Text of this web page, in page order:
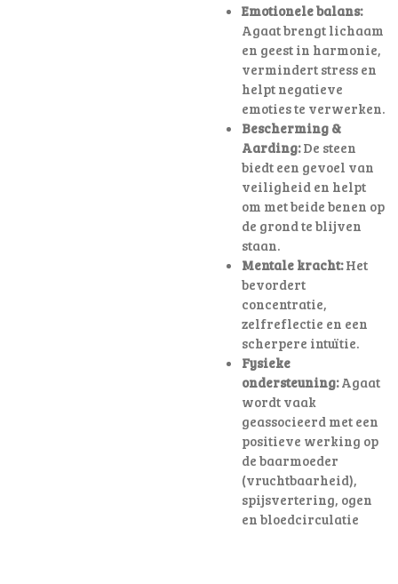
Emotionele balans:
Agaat brengt lichaam
en geest in harmonie,
vermindert stress en
helpt negatieve
emoties te verwerken.
Bescherming &
Aarding:De steen
biedt een gevoel van
veiligheid en helpt
om met beide benen op
de grond te blijven
staan.
Mentale kracht:Het
bevordert
concentratie,
zelfreflectie en een
scherpere intuïtie.
Fysieke
ondersteuning:Agaat
wordt vaak
geassocieerd met een
positieve werking op
de baarmoeder
(vruchtbaarheid),
spijsvertering, ogen
en bloedcirculatie